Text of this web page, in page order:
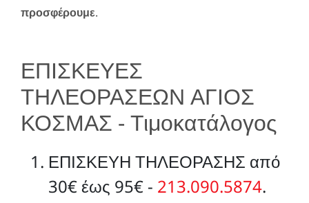
προσφέρουμε.
ΕΠΙΣΚΕΥΕΣ
ΤΗΛΕΟΡΑΣΕΩΝ ΑΓΙΟΣ
ΚΟΣΜΑΣ - Τιμοκατάλογος
ΕΠΙΣΚΕΥΗ ΤΗΛΕΟΡΑΣΗΣ από
30€ έως 95€ - 213.090.5874.